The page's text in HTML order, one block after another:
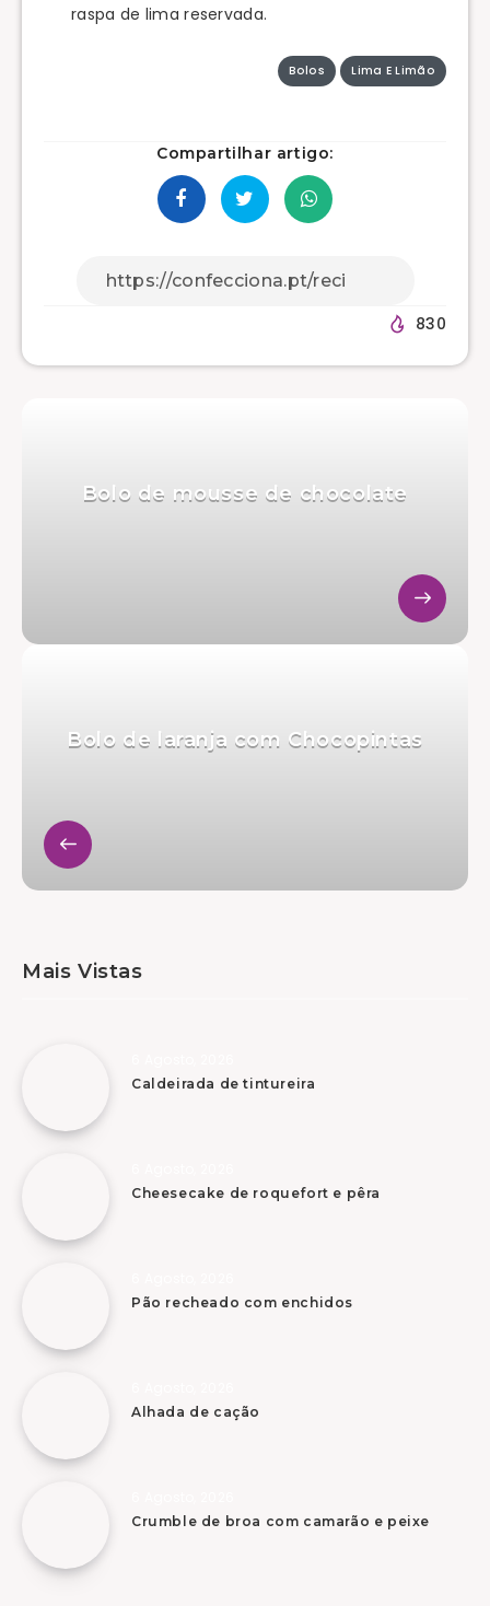
raspa de lima reservada.
Bolos Lima E Limão
Compartilhar artigo:
830
Bolo de mousse de chocolate
Bolo de laranja com Chocopintas
Mais Vistas
Caldeirada de tintureira
Cheesecake de roquefort e pêra
Pão recheado com enchidos
Alhada de cação
Crumble de broa com camarão e peixe